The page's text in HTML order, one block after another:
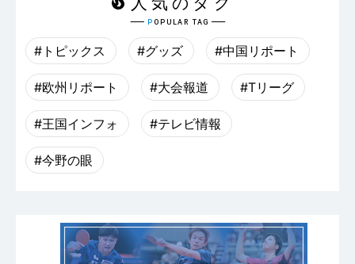
#トピックス #グッズ #中国リポート
#欧州リポート #大会報道 #Tリーグ
#王国インフォ #テレビ情報
#今野の眼